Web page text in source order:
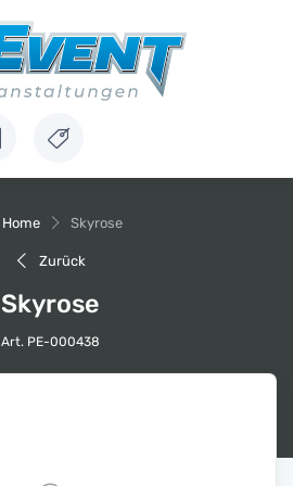
Home Skyrose
Zurück
Skyrose
Art. PE-000438